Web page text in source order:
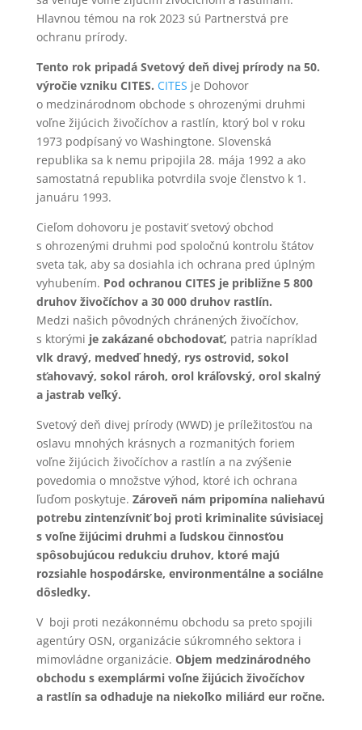
Hlavnou témou na rok 2023 sú Partnerstvá pre
ochranu prírody.
Tento rok pripadá Svetový deň divej prírody na 50.
výročie vzniku CITES. CITES je Dohovor
o medzinárodnom obchode s ohrozenými druhmi
voľne žijúcich živočíchov a rastlín, ktorý bol v roku
1973 podpísaný vo Washingtone. Slovenská
republika sa k nemu pripojila 28. mája 1992 a ako
samostatná republika potvrdila svoje členstvo k 1.
januáru 1993.
Cieľom dohovoru je postaviť svetový obchod
s ohrozenými druhmi pod spoločnú kontrolu štátov
sveta tak, aby sa dosiahla ich ochrana pred úplným
vyhubením. Pod ochranou CITES je približne 5 800
druhov živočíchov a 30 000 druhov rastlín.
Medzi našich pôvodných chránených živočíchov,
s ktorými je zakázané obchodovať, patria napríklad
vlk dravý, medveď hnedý, rys ostrovid, sokol
sťahovavý, sokol rároh, orol kráľovský, orol skalný
a jastrab veľký.
Svetový deň divej prírody (WWD) je príležitosťou na
oslavu mnohých krásnych a rozmanitých foriem
voľne žijúcich živočíchov a rastlín a na zvýšenie
povedomia o množstve výhod, ktoré ich ochrana
ľuďom poskytuje. Zároveň nám pripomína naliehavú
potrebu zintenzívniť boj proti kriminalite súvisiacej
s voľne žijúcimi druhmi a ľudskou činnosťou
spôsobujúcou redukciu druhov, ktoré majú
rozsiahle hospodárske, environmentálne a sociálne
dôsledky.
V boji proti nezákonnému obchodu sa preto spojili
agentúry OSN, organizácie súkromného sektora i
mimovládne organizácie. Objem medzinárodného
obchodu s exemplármi voľne žijúcich živočíchov
a rastlín sa odhaduje na niekoľko miliárd eur ročne.